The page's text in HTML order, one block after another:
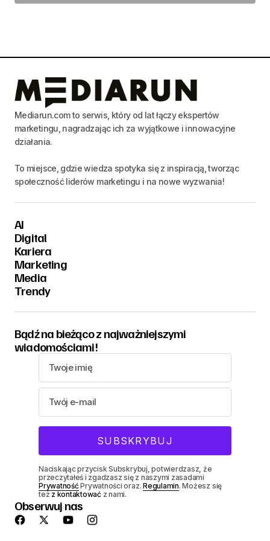
Mediarun.com to serwis, który od lat łączy ekspertów
marketingu, nagradzając ich za wyjątkowe i innowacyjne
działania.
To miejsce, gdzie wiedza spotyka się z inspiracją, tworząc
społeczność liderów marketingu i na nowe wyzwania!
AI
Digital
Kariera
Marketing
Media
Trendy
Bądź na bieżąco z najważniejszymi
wiadomościami!
Naciskając przycisk Subskrybuj, potwierdzasz, że
przeczytałeś i zgadzasz się z naszymi zasadami
PrywatnośćPrywatności oraz.Regulamin. Możesz się
też z kontaktowaćz nami.
Obserwuj nas